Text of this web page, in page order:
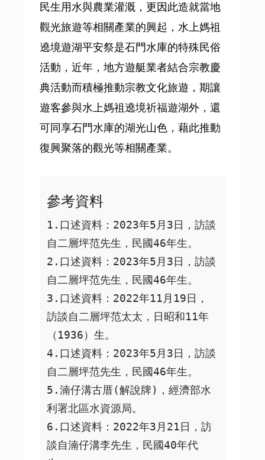
民生用水與農業灌溉，更因此造就當地
觀光旅遊等相關產業的興起，水上媽祖
遶境遊湖平安祭是石門水庫的特殊民俗
活動，近年，地方遊艇業者結合宗教慶
典活動而積極推動宗教文化旅遊，期讓
遊客參與水上媽祖遶境祈福遊湖外，還
可同享石門水庫的湖光山色，藉此推動
復興聚落的觀光等相關產業。
參考資料
1.口述資料：2023年5月3日，訪談
自二層坪范先生，民國46年生。
2.口述資料：2023年5月3日，訪談
自二層坪范先生，民國46年生。
3.口述資料：2022年11月19日，
訪談自二層坪范太太，日昭和11年
（1936）生。
4.口述資料：2023年5月3日，訪談
自二層坪范先生，民國46年生。
5.湳仔溝古厝(解說牌)，經濟部水
利署北區水資源局。
6.口述資料：2022年3月21日，訪
談自湳仔溝李先生，民國40年代